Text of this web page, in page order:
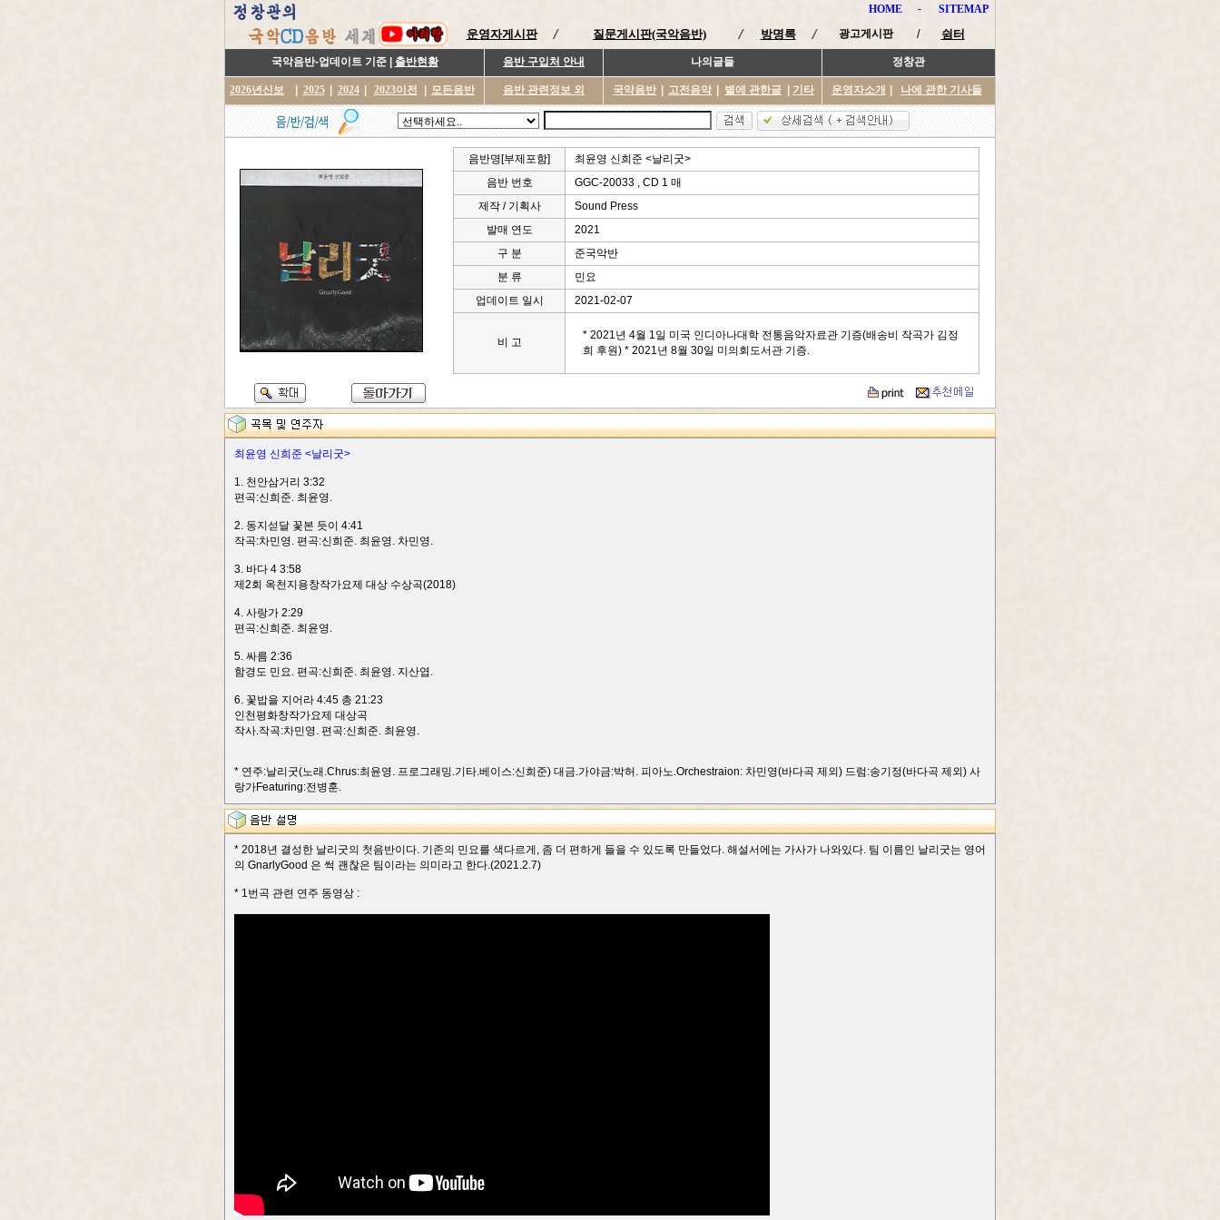
HOME - SITEMAP
운영자게시판 질문게시판(국악음반) 방명록 광고게시판 / 쉼터
국악음반-업데이트 기준 | 출반현황 음반 구입처 안내 나의글들 정창관
2026년신보 2025 2024 2023이전 모든음반 음반 관련정보 외 국악음반 고전음악 별에 관한글 기타 운영자소개 나에 관한 기사들
음반명[부제포함]
최윤영 신희준 <날리굿>
음반 번호
GGC-20033 , CD 1 매
제작 / 기획사
Sound Press
발매 연도
2021
구 분
준국악반
분 류
민요
업데이트 일시
2021-02-07
비 고
* 2021년 4월 1일 미국 인디아나대학 전통음악자료관 기증(배송비 작곡가 김정
희 후원) * 2021년 8월 30일 미의회도서관 기증.
최윤영 신희준 <날리굿>
1. 천안삼거리 3:32
편곡:신희준. 최윤영.
2. 동지섣달 꽃본 듯이 4:41
작곡:차민영. 편곡:신희준. 최윤영. 차민영.
3. 바다 4 3:58
제2회 옥천지용창작가요제 대상 수상곡(2018)
4. 사랑가 2:29
편곡:신희준. 최윤영.
5. 싸름 2:36
함경도 민요. 편곡:신희준. 최윤영. 지산엽.
6. 꽃밥을 지어라 4:45 총 21:23
인천평화창작가요제 대상곡
작사.작곡:차민영. 편곡:신희준. 최윤영.
* 연주:날리굿(노래.Chrus:최윤영. 프로그래밍.기타.베이스:신희준) 대금.가야금:박허. 피아노.Orchestraion: 차민영(바다곡 제외) 드럼:송기정(바다곡 제외) 사
랑가Featuring:전병훈.
* 2018년 결성한 날리굿의 첫음반이다. 기존의 민요를 색다르게, 좀 더 편하게 들을 수 있도록 만들었다. 해설서에는 가사가 나와있다. 팀 이름인 날리굿는 영어
의 GnarlyGood 은 썩 괜찮은 팀이라는 의미라고 한다.(2021.2.7)
* 1번곡 관련 연주 동영상 :